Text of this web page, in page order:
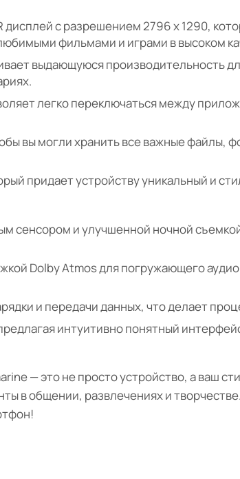
с разрешением 2796 x 1290,
фильмами и играми в высоком
выдающуюся производительность
легко переключаться между
вы могли хранить все важные файлы,
придает устройству уникальный и
сенсором и улучшенной ночной
Dolby Atmos для погружающего
и передачи данных, что делает
интуитивно понятный
— это не просто устройство, а ваш
в общении, развлечениях и